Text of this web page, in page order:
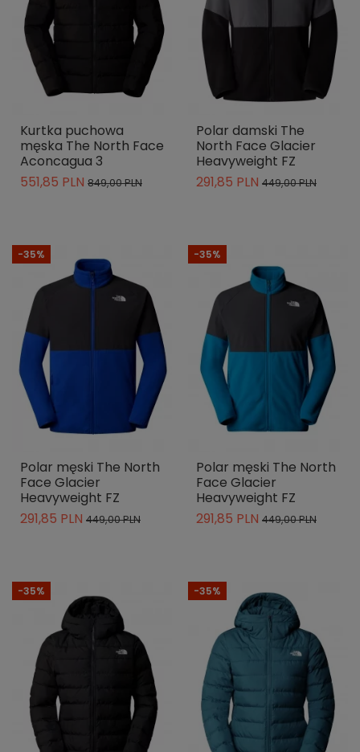
Kurtka puchowa
męska The North Face
Aconcagua 3
551,85 PLN 849,00 PLN
Polar damski The
North Face Glacier
Heavyweight FZ
291,85 PLN 449,00 PLN
-35%
Polar męski The North
Face Glacier
Heavyweight FZ
291,85 PLN 449,00 PLN
-35%
Polar męski The North
Face Glacier
Heavyweight FZ
291,85 PLN 449,00 PLN
-35% -35%